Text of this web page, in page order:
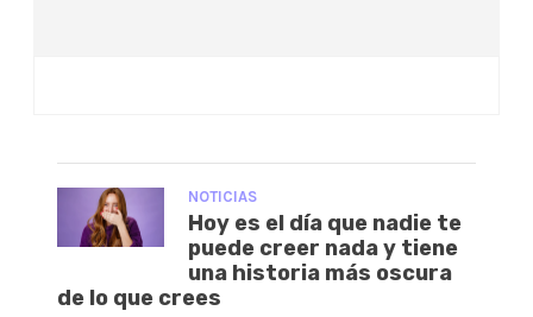
NOTICIAS
Hoy es el día que nadie te
puede creer nada y tiene
una historia más oscura
de lo que crees